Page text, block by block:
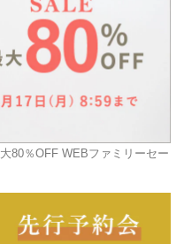
80％OFF WEBファミリーセー